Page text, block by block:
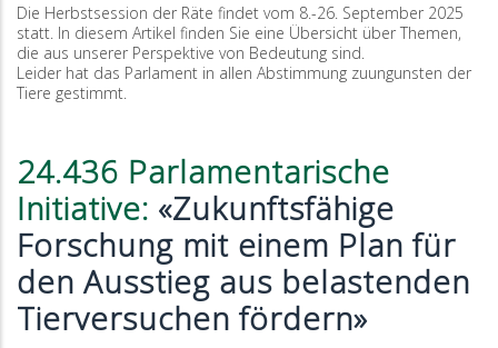
Die Herbstsession der Räte findet vom 8.-26. September 2025
statt. In diesem Artikel finden Sie eine Übersicht über Themen,
die aus unserer Perspektive von Bedeutung sind.
Leider hat das Parlament in allen Abstimmung zuungunsten der
Tiere gestimmt.
24.436 Parlamentarische
Initiative: «Zukunftsfähige
Forschung mit einem Plan für
den Ausstieg aus belastenden
Tierversuchen fördern»